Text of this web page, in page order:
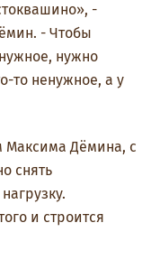
-
- Чтобы
нужно
то ненужное, а у
Максима Дёмина, с
снять
и строится